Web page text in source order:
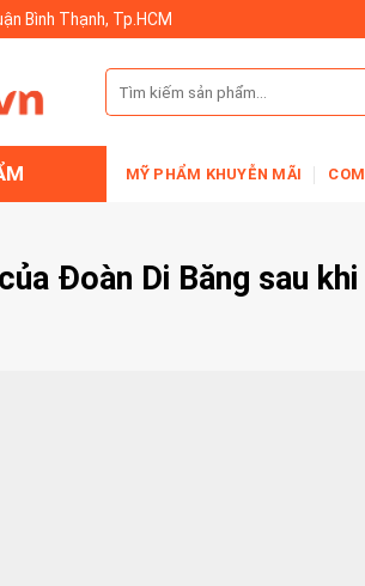
Bình Thạnh, Tp.HCM
Tìm
kiếm:
MỸ PHẨM KHUYỄN MÃI
Đoàn Di Băng sau